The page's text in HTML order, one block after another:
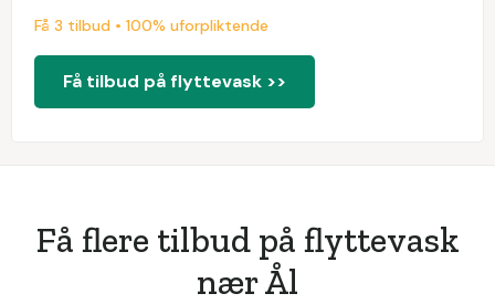
Få 3 tilbud • 100% uforpliktende
Få tilbud på flyttevask >>
Få flere tilbud på flyttevask
nær Ål